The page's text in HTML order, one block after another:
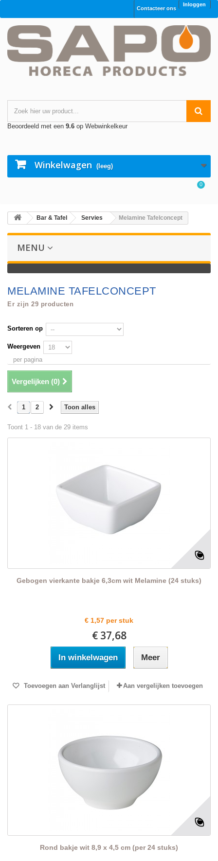
Inloggen
Contacteer ons
Beoordeeld met een 9.6 op Webwinkelkeur
Winkelwagen (leeg)
0
Bar & Tafel Servies Melamine Tafelconcept
MENU
MELAMINE TAFELCONCEPT
Er zijn 29 producten
Sorteren op
Weergeven
per pagina
Vergelijken (0)
Toon alles
1 2
Toont 1 - 18 van de 29 items
Gebogen vierkante bakje 6,3cm wit Melamine (24 stuks)
€ 1,57 per stuk
€ 37,68
In winkelwagen Meer
Toevoegen aan Verlanglijst Aan vergelijken toevoegen
Rond bakje wit 8,9 x 4,5 cm (per 24 stuks)